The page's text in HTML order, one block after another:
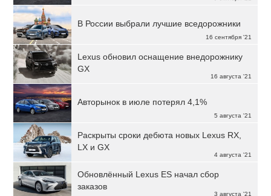
16 сентября '21
В России выбрали лучшие вседорожники
16 августа '21
Lexus обновил оснащение внедорожнику
GX
5 августа '21
Авторынок в июле потерял 4,1%
4 августа '21
Раскрыты сроки дебюта новых Lexus RX,
LX и GX
3 августа '21
Обновлённый Lexus ES начал сбор
заказов